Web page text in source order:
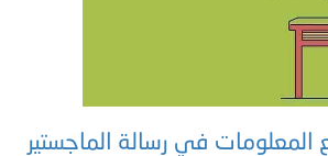
في رسالة الماجستير